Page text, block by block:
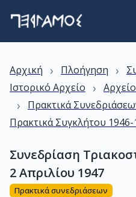
Αρχική › Πλοήγηση ›
Ιστορικό Αρχείο ›
› Πρακτικά
Πρακτικά Συγκλήτου
Συνεδρίαση
2 Απριλίου 1947
Πρακτικά συνεδριάσεων